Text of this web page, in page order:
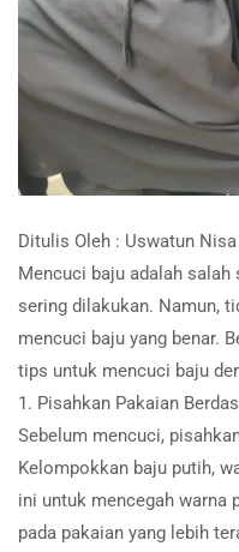
Ditulis Oleh : Uswatun Nisa
Mencuci baju adalah salah
sering dilakukan. Namun,
mencuci baju yang benar.
tips untuk mencuci baju
1. Pisahkan Pakaian
Sebelum mencuci,
Kelompokkan baju putih,
ini untuk mencegah warna
pada pakaian yang lebih